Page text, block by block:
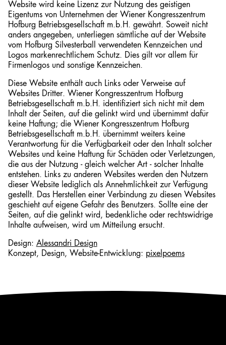
Website wird keine Lizenz zur Nutzung des geistigen
Eigentums von Unternehmen der Wiener Kongresszentrum
Hofburg Betriebsgesellschaft m.b.H. gewährt. Soweit nicht
anders angegeben, unterliegen sämtliche auf der Website
vom Hofburg Silvesterball verwendeten Kennzeichen und
Logos markenrechtlichem Schutz. Dies gilt vor allem für
Firmenlogos und sonstige Kennzeichen.
Diese Website enthält auch Links oder Verweise auf
Websites Dritter. Wiener Kongresszentrum Hofburg
Betriebsgesellschaft m.b.H. identifiziert sich nicht mit dem
Inhalt der Seiten, auf die gelinkt wird und übernimmt dafür
keine Haftung; die Wiener Kongresszentrum Hofburg
Betriebsgesellschaft m.b.H. übernimmt weiters keine
Verantwortung für die Verfügbarkeit oder den Inhalt solcher
Websites und keine Haftung für Schäden oder Verletzungen,
die aus der Nutzung - gleich welcher Art - solcher Inhalte
entstehen. Links zu anderen Websites werden den Nutzern
dieser Website lediglich als Annehmlichkeit zur Verfügung
gestellt. Das Herstellen einer Verbindung zu diesen Websites
geschieht auf eigene Gefahr des Benutzers. Sollte eine der
Seiten, auf die gelinkt wird, bedenkliche oder rechtswidrige
Inhalte aufweisen, wird um Mitteilung ersucht.
Design: Alessandri Design
Konzept, Design, Website-Entwicklung: pixelpoems